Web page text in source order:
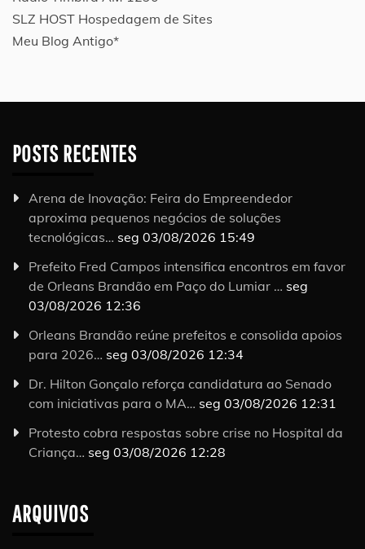
SLZ HOST Hospedagem de Sites
Meu Blog Antigo*
POSTS RECENTES
Arena de Inovação: Feira do Empreendedor
aproxima pequenos negócios de soluções
tecnológicas… seg 03/08/2026 15:49
Prefeito Fred Campos intensifica encontros em favor
de Orleans Brandão em Paço do Lumiar … seg
03/08/2026 12:36
Orleans Brandão reúne prefeitos e consolida apoios
para 2026… seg 03/08/2026 12:34
Dr. Hilton Gonçalo reforça candidatura ao Senado
com iniciativas para o MA… seg 03/08/2026 12:31
Protesto cobra respostas sobre crise no Hospital da
Criança… seg 03/08/2026 12:28
ARQUIVOS